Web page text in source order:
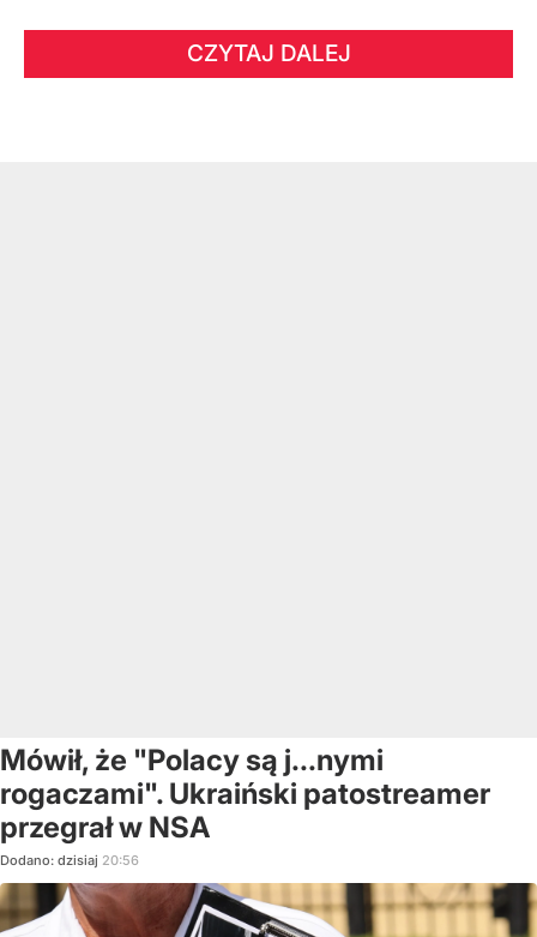
CZYTAJ DALEJ
Mówił, że "Polacy są j...nymi
rogaczami". Ukraiński patostreamer
przegrał w NSA
Dodano: dzisiaj 20:56